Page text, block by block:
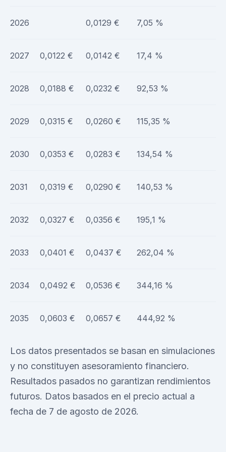
2026 0,0129 € 7,05 %
2027 0,0122 € 0,0142 € 17,4 %
2028 0,0188 € 0,0232 € 92,53 %
2029 0,0315 € 0,0260 € 115,35 %
2030 0,0353 € 0,0283 € 134,54 %
2031 0,0319 € 0,0290 € 140,53 %
2032 0,0327 € 0,0356 € 195,1 %
2033 0,0401 € 0,0437 € 262,04 %
2034 0,0492 € 0,0536 € 344,16 %
2035 0,0603 € 0,0657 € 444,92 %
Los datos presentados se basan en simulaciones
y no constituyen asesoramiento financiero.
Resultados pasados no garantizan rendimientos
futuros. Datos basados en el precio actual a
fecha de 7 de agosto de 2026.